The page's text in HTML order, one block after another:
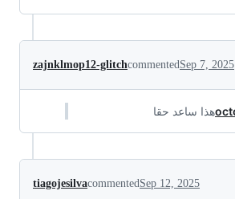
zajnklmop12-glitchcommentedSep 7, 2025
هذا ساعد حقا
tiagojesilvacommentedSep 12, 2025